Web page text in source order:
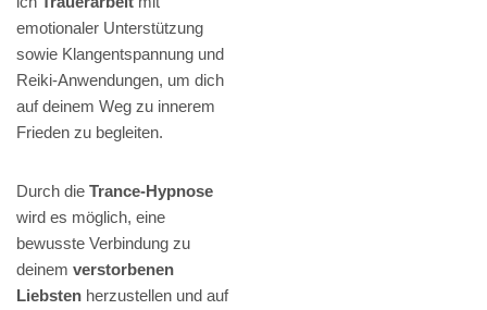
emotionaler Unterstützung
sowie Klangentspannung und
Reiki-Anwendungen, um dich
auf deinem Weg zu innerem
Frieden zu begleiten.
Durch die Trance-Hypnose
wird es möglich, eine
bewusste Verbindung zu
deinem verstorbenen
Liebsten herzustellen und auf